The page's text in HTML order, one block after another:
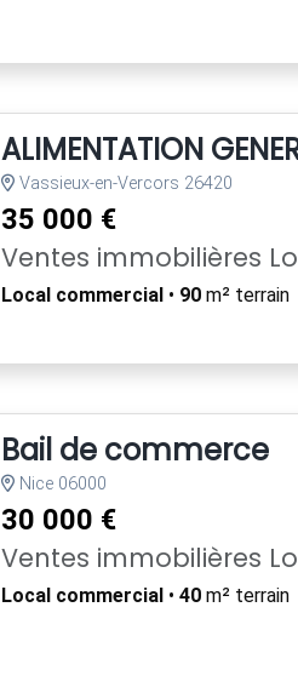
ALIMENTATION
Vassieux-en-Vercors 26420
35 000 €
Ventes immobilières
Local commercial• 90m² terrain
Bail de commerce
Nice 06000
30 000 €
Ventes immobilières
Local commercial• 40m² terrain